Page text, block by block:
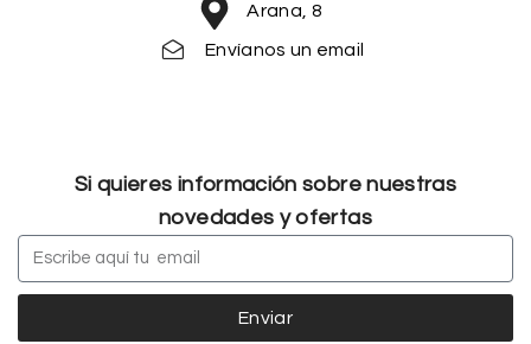
Arana, 8
Envíanos un email
Si quieres información sobre nuestras
novedades y ofertas
Enviar